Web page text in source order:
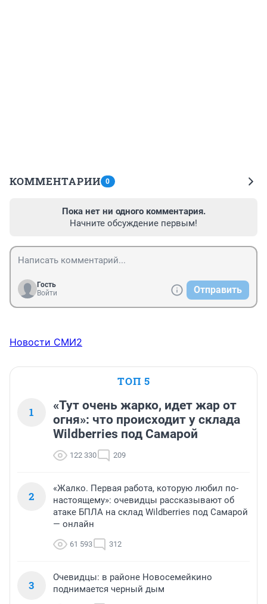
КОММЕНТАРИИ 0
Пока нет ни одного комментария.
Начните обсуждение первым!
Гость
Войти
Отправить
Новости СМИ2
ТОП 5
1
«Тут очень жарко, идет жар от
огня»: что происходит у склада
Wildberries под Самарой
122 330 209
2
«Жалко. Первая работа, которую любил по-
настоящему»: очевидцы рассказывают об
атаке БПЛА на склад Wildberries под Самарой
— онлайн
61 593 312
3
Очевидцы: в районе Новосемейкино
поднимается черный дым